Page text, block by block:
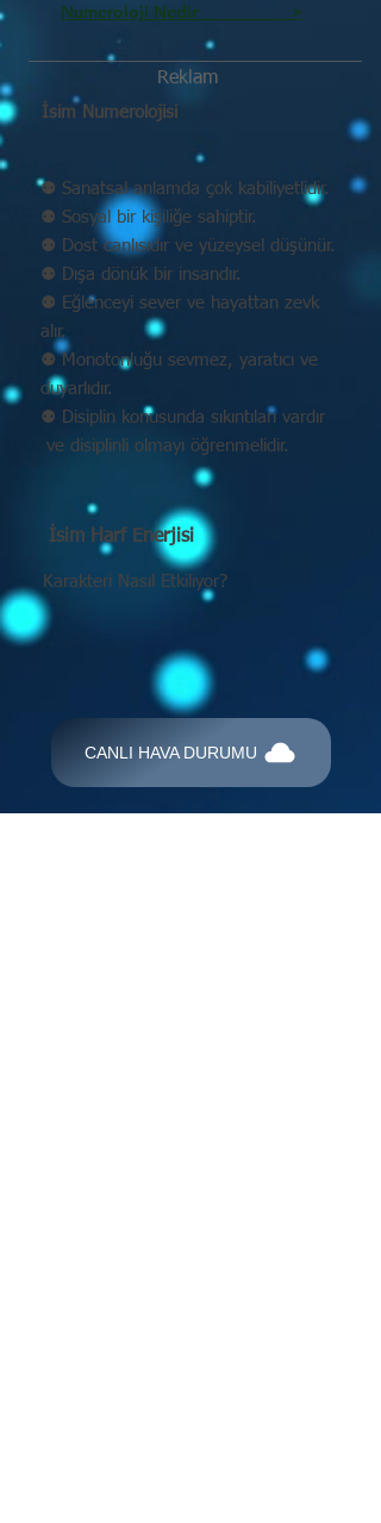
Numeroloji Nedir_________ >
Reklam
İsim Numerolojisi
⚉ Sanatsal anlamda çok kabiliyetlidir.
⚉ Sosyal bir kişiliğe sahiptir.
⚉ Dost canlısıdır ve yüzeysel düşünür.
⚉ Dışa dönük bir insandır.
⚉ Eğlenceyi sever ve hayattan zevk
alır.
⚉ Monotonluğu sevmez, yaratıcı ve
duyarlıdır.
⚉ Disiplin konusunda sıkıntıları vardır
ve disiplinli olmayı öğrenmelidir.
İsim Harf Enerjisi
Karakteri Nasıl Etkiliyor?
CANLI HAVA DURUMU